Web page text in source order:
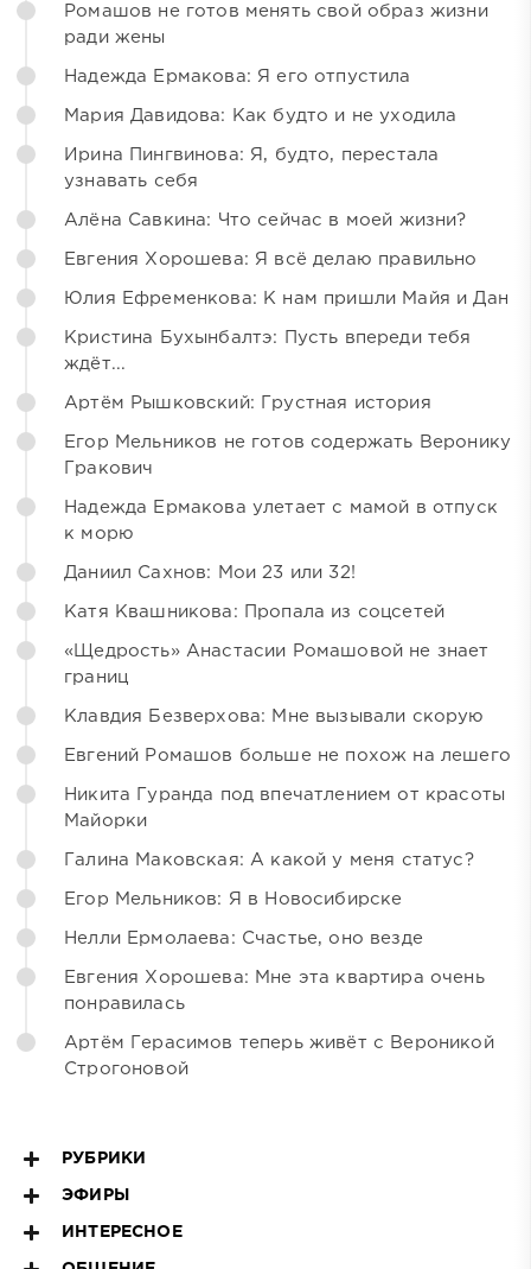
Ромашов не готов менять свой образ жизни
ради жены
Надежда Ермакова: Я его отпустила
Мария Давидова: Как будто и не уходила
Ирина Пингвинова: Я, будто, перестала
узнавать себя
Алёна Савкина: Что сейчас в моей жизни?
Евгения Хорошева: Я всё делаю правильно
Юлия Ефременкова: К нам пришли Майя и Дан
Кристина Бухынбалтэ: Пусть впереди тебя
ждёт...
Артём Рышковский: Грустная история
Егор Мельников не готов содержать Веронику
Гракович
Надежда Ермакова улетает с мамой в отпуск
к морю
Даниил Сахнов: Мои 23 или 32!
Катя Квашникова: Пропала из соцсетей
«Щедрость» Анастасии Ромашовой не знает
границ
Клавдия Безверхова: Мне вызывали скорую
Евгений Ромашов больше не похож на лешего
Никита Гуранда под впечатлением от красоты
Майорки
Галина Маковская: А какой у меня статус?
Егор Мельников: Я в Новосибирске
Нелли Ермолаева: Счастье, оно везде
Евгения Хорошева: Мне эта квартира очень
понравилась
Артём Герасимов теперь живёт с Вероникой
Строгоновой
РУБРИКИ
ЭФИРЫ
ИНТЕРЕСНОЕ